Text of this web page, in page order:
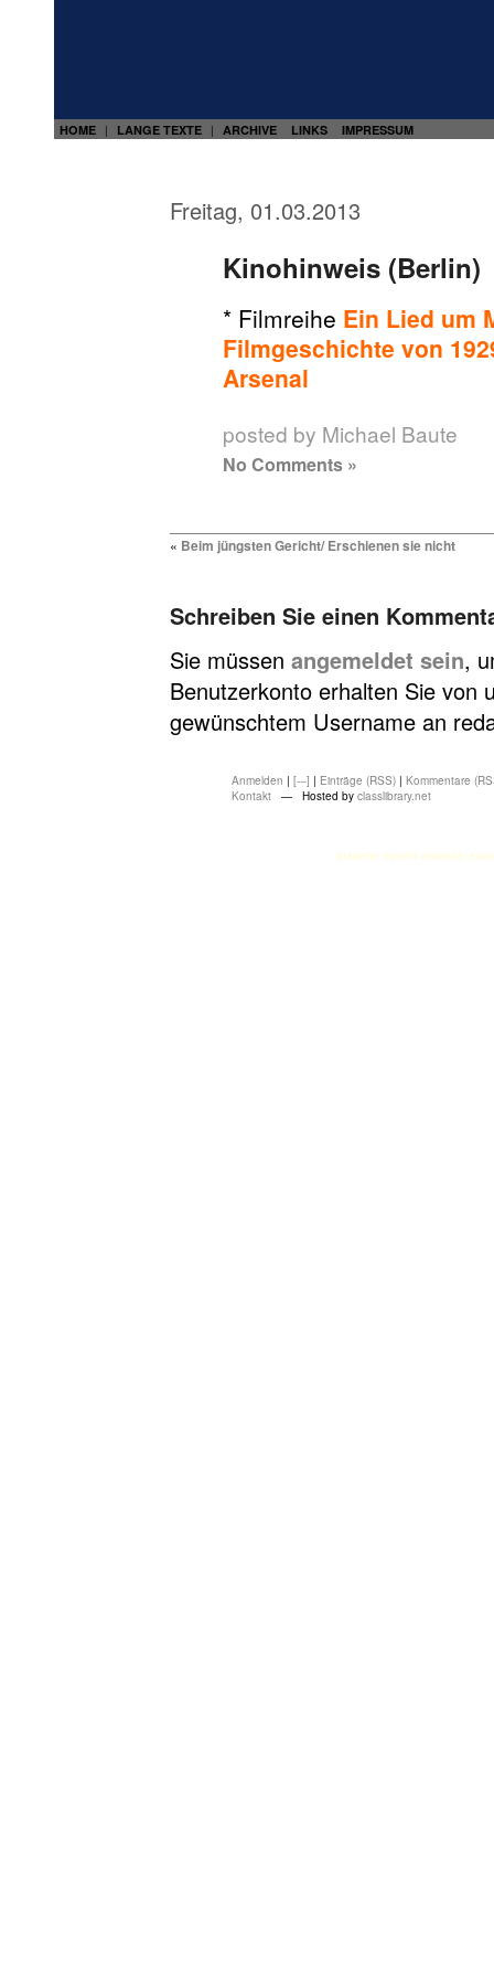
HOME | LANGE TEXTE | ARCHIVE LINKS IMPRESSUM
Freitag, 01.03.2013
Kinohinweis (Berlin)
* Filmreihe Ein Lied um
Filmgeschichte von
Arsenal
posted by Michael Baute
No Comments »
« Beim jüngsten Gericht/ Erschienen sie nicht
Schreiben Sie einen
Sie müssen angemeldet sein,
Benutzerkonto erhalten Sie von
gewünschtem Username an
Anmelden | [---] | Einträge (RSS) | Kommentare
Kontakt — Hosted by classlibrary.net
atasehir escort atasehir